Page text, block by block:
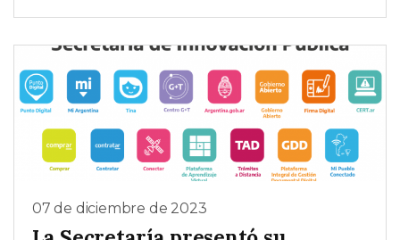
07 de diciembre de 2023